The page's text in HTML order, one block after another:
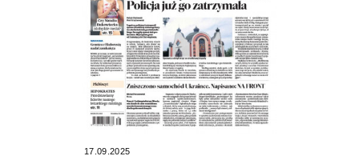
17.09.2025